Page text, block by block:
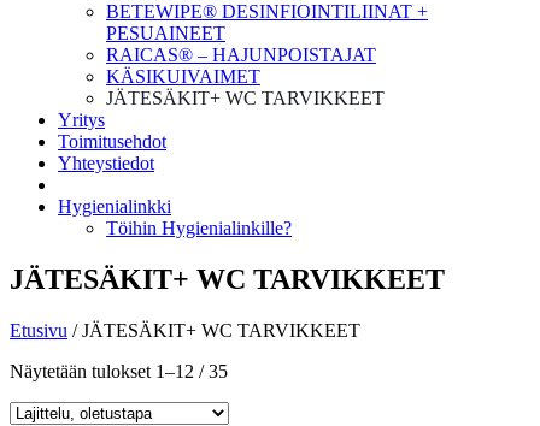
BETEWIPE® DESINFIOINTILIINAT +
PESUAINEET
RAICAS® – HAJUNPOISTAJAT
KÄSIKUIVAIMET
JÄTESÄKIT+ WC TARVIKKEET
Yritys
Toimitusehdot
Yhteystiedot
Hygienialinkki
Töihin Hygienialinkille?
JÄTESÄKIT+ WC TARVIKKEET
Etusivu / JÄTESÄKIT+ WC TARVIKKEET
Näytetään tulokset 1–12 / 35